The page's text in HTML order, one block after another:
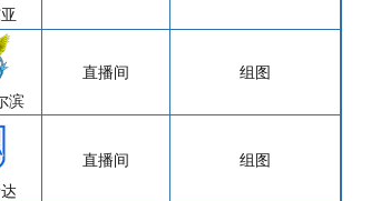
滨
直播间 组图
直播间 组图